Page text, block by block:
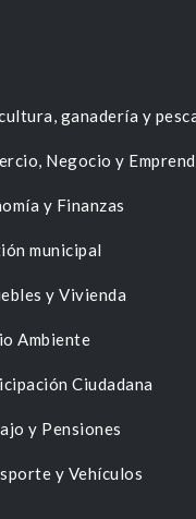
ganadería y
Negocio y
y Finanzas
municipal
y Vivienda
Ambiente
Ciudadana
y Pensiones
y Vehículos